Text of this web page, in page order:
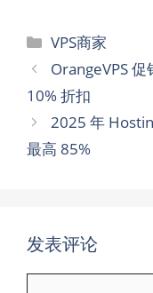
分
类
VPS商家
OrangeVPS
10% 折扣
2025 年
最高 85%
发表评论